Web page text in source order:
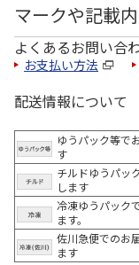
マークや記載
よくあるお問い合
お支払い方法
配送情報について
ゆうパック等で
す
チルドゆうパッ
します
冷凍ゆうパック
ます。
佐川急便でのお
ます